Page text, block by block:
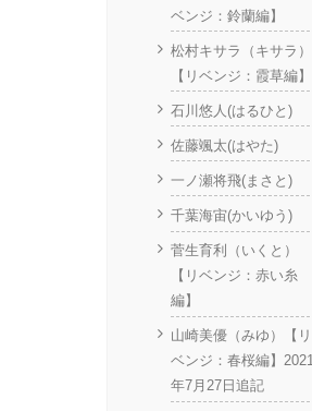
ベンジ：鈴蘭編】
松村キサラ（キサラ）
【リベンジ：霞草編】
石川悠人(はるひと)
佐藤颯太(はやた)
一ノ瀬将飛(まさと)
千葉海宙(かいゆう)
菅生育利（いくと）
【リベンジ：赤い糸
編】
山崎美優（みゆ）【リ
ベンジ：春桜編】2021
年7月27日追記